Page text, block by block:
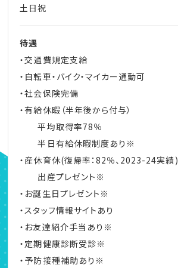
土日祝
待遇
・交通費規定支給
・自転車・バイク・マイカー通勤可
・社会保険完備
・有給休暇（半年後から付与）
平均取得率78％
半日有給休暇制度あり※
・産休育休(復帰率：82％、2023-24実績)
出産プレゼント※
・お誕生日プレゼント※
・スタッフ情報サイトあり
・お友達紹介手当あり※
・定期健康診断受診※
・予防接種補助あり※